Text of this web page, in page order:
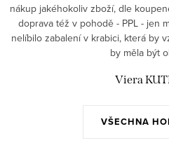
VŠECHNA
nákup jakéhokoliv zboží, dle
doprava též v pohodě - PPL - jen
nelíbilo zabalení v krabici, která by
by měla být
Viera